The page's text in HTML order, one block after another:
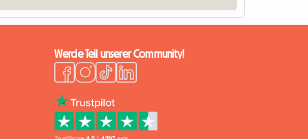
Werde Teil unserer Community!